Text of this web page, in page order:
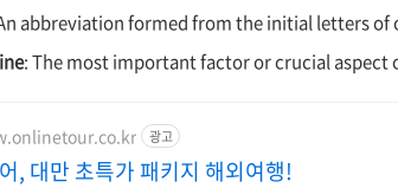
abbreviation formed from the initial letters of
: The most important factor or crucial aspect
광고
, 대만 초특가 패키지 해외여행!